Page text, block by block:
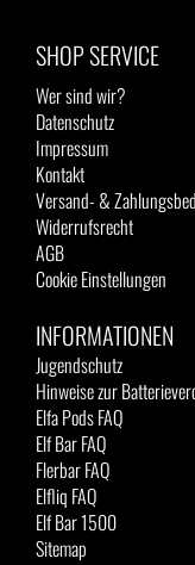
SHOP SERVICE
Wer sind wir?
Datenschutz
Impressum
Kontakt
Versand- &
Widerrufsrecht
AGB
Cookie Einstellungen
INFORMATIONEN
Jugendschutz
Hinweise zur
Elfa Pods FAQ
Elf Bar FAQ
Flerbar FAQ
Elfliq FAQ
Elf Bar 1500
Sitemap